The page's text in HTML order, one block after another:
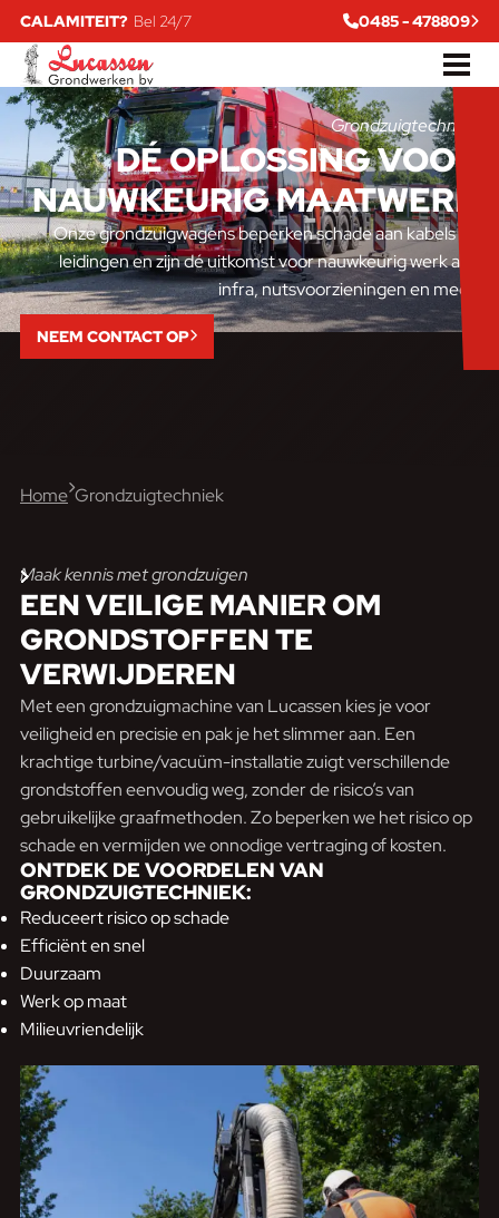
CALAMITEIT? Bel 24/7 0485 - 478809
Grondzuigtechniek
DÉ OPLOSSING VOOR
NAUWKEURIG MAATWERK
Onze grondzuigwagens beperken schade aan kabels en
leidingen en zijn dé uitkomst voor nauwkeurig werk aan
infra, nutsvoorzieningen en meer.
NEEM CONTACT OP
Home Grondzuigtechniek
Maak kennis met grondzuigen
EEN VEILIGE MANIEROM
GRONDSTOFFEN TE
VERWIJDEREN
Met een grondzuigmachine van Lucassen kies je voor
veiligheid en precisie en pak je het slimmer aan. Een
krachtige turbine/vacuüm-installatie zuigt verschillende
grondstoffen eenvoudig weg, zonder de risico’s van
gebruikelijke graafmethoden. Zo beperken we het risico op
schade en vermijden we onnodige vertraging of kosten.
ONTDEK DE VOORDELEN VAN
GRONDZUIGTECHNIEK:
Reduceert risico op schade
Efficiënt en snel
Duurzaam
Werk op maat
Milieuvriendelijk